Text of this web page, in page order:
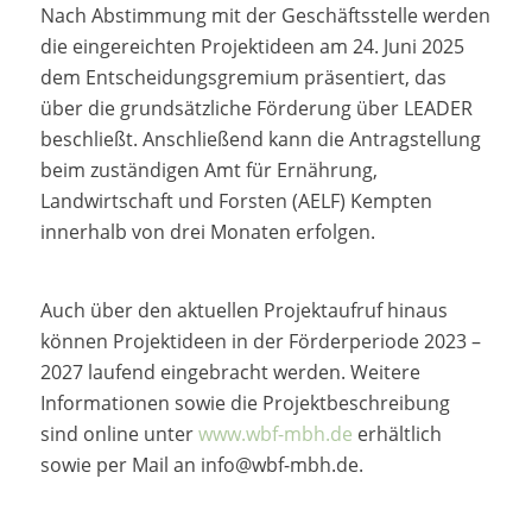
Nach Abstimmung mit der Geschäftsstelle werden
die eingereichten Projektideen am 24. Juni 2025
dem Entscheidungsgremium präsentiert, das
über die grundsätzliche Förderung über LEADER
beschließt. Anschließend kann die Antragstellung
beim zuständigen Amt für Ernährung,
Landwirtschaft und Forsten (AELF) Kempten
innerhalb von drei Monaten erfolgen.
Auch über den aktuellen Projektaufruf hinaus
können Projektideen in der Förderperiode 2023 –
2027 laufend eingebracht werden. Weitere
Informationen sowie die Projektbeschreibung
sind online unterwww.wbf-mbh.de erhältlich
sowie per Mail an info@wbf-mbh.de.